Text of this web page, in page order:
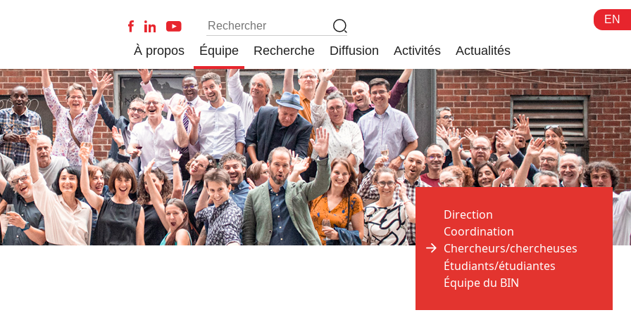
EN
À propos Équipe Recherche Diffusion Activités Actualités
Direction
Coordination
Chercheurs/chercheuses
Étudiants/étudiantes
Équipe du BIN